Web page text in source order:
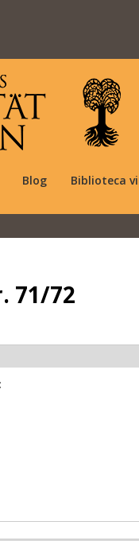
Blog Biblioteca
71/72